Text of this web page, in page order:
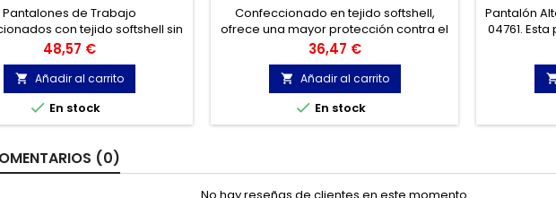
Pantalones de Trabajo
con tejido softshell sin
y con interior perchado.
pantalón està indicado para
profesionales que
su labor en ambientes
fríos.
Precio
48,57 €
 Añadir al carrito
 En stock
Confeccionado en tejido softshell,
ofrece una mayor protección contra el
frío y el viento que otros pantalones de
trabajo.
Precio
36,47 €
 Añadir al carrito
 En stock
Pantalón
04761.
(0)